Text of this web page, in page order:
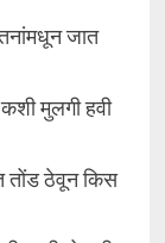
जात
कशी मुलगी हवी
तोंड ठेवून किस